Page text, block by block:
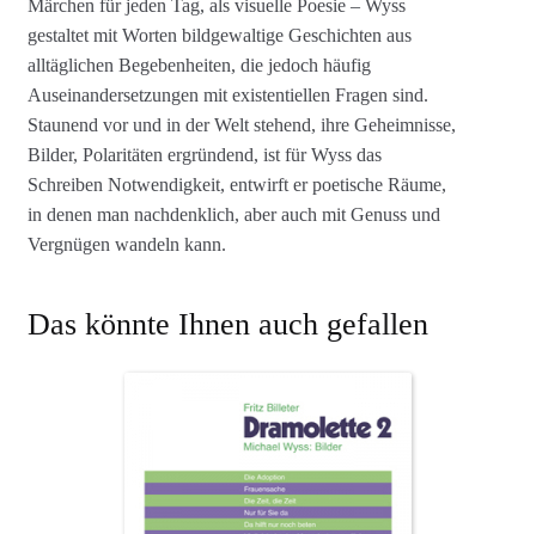
Märchen für jeden Tag, als visuelle Poesie – Wyss
gestaltet mit Worten bildgewaltige Geschichten aus
alltäglichen Begebenheiten, die jedoch häufig
Auseinandersetzungen mit existentiellen Fragen sind.
Staunend vor und in der Welt stehend, ihre Geheimnisse,
Bilder, Polaritäten ergründend, ist für Wyss das
Schreiben Notwendigkeit, entwirft er poetische Räume,
in denen man nachdenklich, aber auch mit Genuss und
Vergnügen wandeln kann.
Das könnte Ihnen auch gefallen